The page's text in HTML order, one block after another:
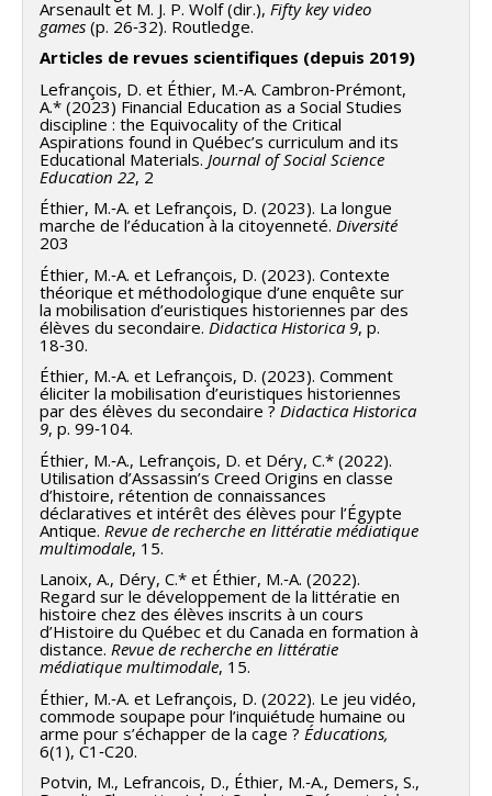
Arsenault et M. J. P. Wolf (dir.), Fifty key video
games (p. 26‑32). Routledge.
Articles de revues scientifiques (depuis 2019)
Lefrançois, D. et Éthier, M.‑A. Cambron‑Prémont,
A.* (2023) Financial Education as a Social Studies
discipline : the Equivocality of the Critical
Aspirations found in Québec’s curriculum and its
Educational Materials. Journal of Social Science
Education 22, 2
Éthier, M.‑A. et Lefrançois, D. (2023). La longue
marche de l’éducation à la citoyenneté. Diversité
203
Éthier, M.‑A. et Lefrançois, D. (2023). Contexte
théorique et méthodologique d’une enquête sur
la mobilisation d’euristiques historiennes par des
élèves du secondaire. Didactica Historica 9, p.
18‑30.
Éthier, M.‑A. et Lefrançois, D. (2023). Comment
éliciter la mobilisation d’euristiques historiennes
par des élèves du secondaire ? Didactica Historica
9, p. 99‑104.
Éthier, M.‑A., Lefrançois, D. et Déry, C.* (2022).
Utilisation d’Assassin’s Creed Origins en classe
d’histoire, rétention de connaissances
déclaratives et intérêt des élèves pour l’Égypte
Antique. Revue de recherche en littératie médiatique
multimodale, 15.
Lanoix, A., Déry, C.* et Éthier, M.‑A. (2022).
Regard sur le développement de la littératie en
histoire chez des élèves inscrits à un cours
d’Histoire du Québec et du Canada en formation à
distance. Revue de recherche en littératie
médiatique multimodale, 15.
Éthier, M.‑A. et Lefrançois, D. (2022). Le jeu vidéo,
commode soupape pour l’inquiétude humaine ou
arme pour s’échapper de la cage ? Éducations,
6(1), C1‑C20.
Potvin, M., Lefrancois, D., Éthier, M.‑A., Demers, S.,